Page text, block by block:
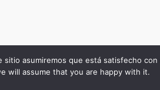
asumiremos que está satisfecho
will assume that you are happy with it.